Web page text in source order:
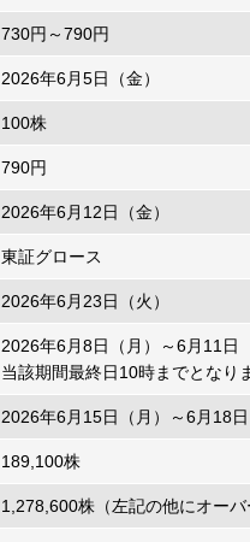
730円～790円
2026年6月5日（金）
100株
790円
2026年6月12日（金）
東証グロース
2026年6月23日（火）
2026年6月8日（月）～6月11日
当該期間最終日10時までとなり
2026年6月15日（月）～6月18
189,100株
1,278,600株（左記の他にオー